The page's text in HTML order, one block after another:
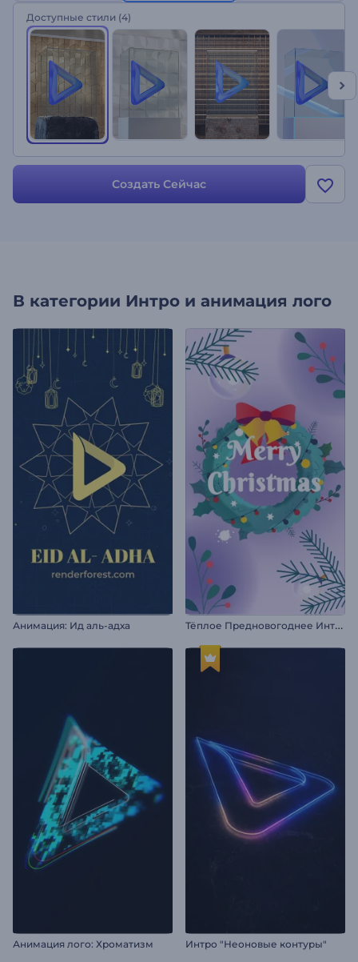
вариант для выставок, галерей, творческих студий и других
культурных проектов. Создайте его прямо сейчас и
продемонстрируйте свой бренд с художественным вкусом!
Доступные стили (4)
Создать Сейчас
В категории Интро и анимация лого
Анимация: Ид аль-адха Т
ёплое Предновогоднее Интро
Анимация лого: Хроматизм Интро "Неоновые контуры"